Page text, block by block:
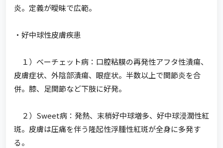
炎。定義が曖昧で広範。
・好中球性皮膚疾患
１）ベーチェット病：口腔粘膜の再発性アフタ性潰瘍、
皮膚症状、外陰部潰瘍、眼症状。半数以上で関節炎を合
併。膝、足関節など下肢に好発。
２）Sweet病：発熱、末梢好中球増多、好中球浸潤性紅
斑。皮膚は圧痛を伴う隆起性浮腫性紅斑が全身に多発す
る。